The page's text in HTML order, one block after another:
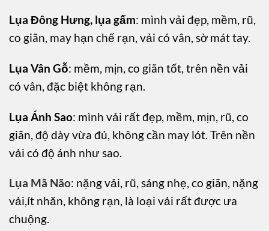
Lụa Đông Hưng, lụa gấm: mình vải đẹp, mềm, rũ,
co giãn, may hạn chế rạn, vải có vân, sờ mát tay.
Lụa Vân Gỗ: mềm, mịn, co giãn tốt, trên nền vải
có vân, đặc biệt không rạn.
Lụa Ánh Sao: mình vải rất đẹp, mềm, mịn, rũ, co
giãn, độ dày vừa đủ, không cần may lót. Trên nền
vải có độ ánh như sao.
Lụa Mã Não: nặng vải, rũ, sáng nhẹ, co giãn, nặng
vải,ít nhăn, không rạn, là loại vải rất được ưa
chuộng.